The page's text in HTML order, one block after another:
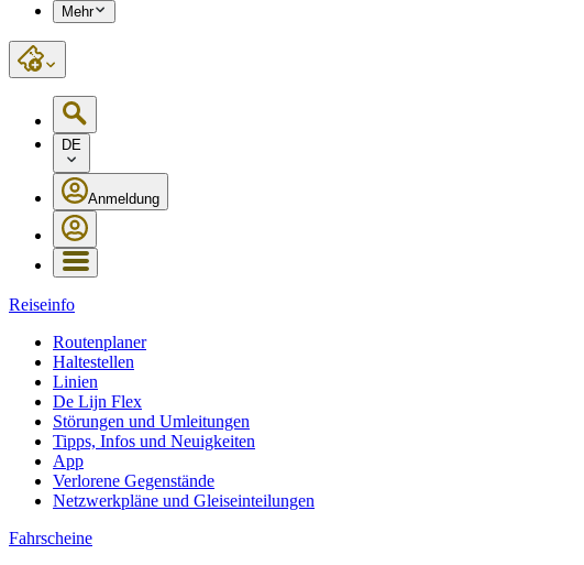
Mehr
DE
Anmeldung
Reiseinfo
Routenplaner
Haltestellen
Linien
De Lijn Flex
Störungen und Umleitungen
Tipps, Infos und Neuigkeiten
App
Verlorene Gegenstände
Netzwerkpläne und Gleiseinteilungen
Fahrscheine